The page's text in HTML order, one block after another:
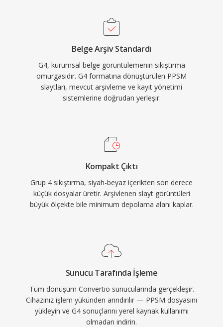
Belge Arşiv Standardı
G4, kurumsal belge görüntülemenin sıkıştırma
omurgasıdır. G4 formatına dönüştürülen PPSM
slaytları, mevcut arşivleme ve kayıt yönetimi
sistemlerine doğrudan yerleşir.
Kompakt Çıktı
Grup 4 sıkıştırma, siyah-beyaz içerikten son derece
küçük dosyalar üretir. Arşivlenen slayt görüntüleri
büyük ölçekte bile minimum depolama alanı kaplar.
Sunucu Tarafında İşleme
Tüm dönüşüm Convertio sunucularında gerçekleşir.
Cihazınız işlem yükünden arındırılır — PPSM dosyasını
yükleyin ve G4 sonuçlarını yerel kaynak kullanımı
olmadan indirin.